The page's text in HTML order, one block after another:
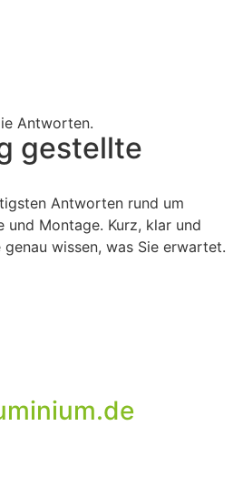
Antworten.
gestellte
Antworten rund um
und Montage. Kurz, klar und
wissen, was Sie erwartet.